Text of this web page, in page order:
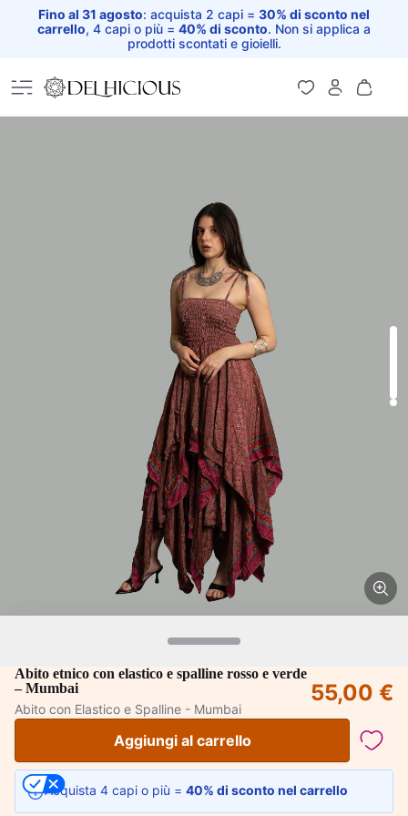
Fino al 31 agosto: acquista 2 capi = 30% di sconto nel
carrello, 4 capi o più = 40% di sconto. Non si applica a
prodotti scontati e gioielli.
Home
Abito etnico con elastico e spalline rosso e verde
– Mumbai
Abito con Elastico e Spalline - Mumbai
55,00 €
Aggiungi al carrello
Acquista 4 capi o più = 40% di sconto nel carrello